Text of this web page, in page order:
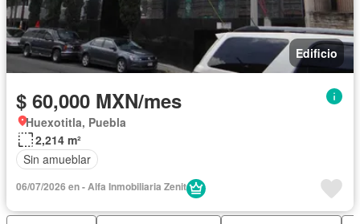
Edificio
$ 60,000 MXN/mes
Huexotitla, Puebla
2,214 m²
Sin amueblar
06/07/2026 en - Alfa Inmobiliaria Zenit